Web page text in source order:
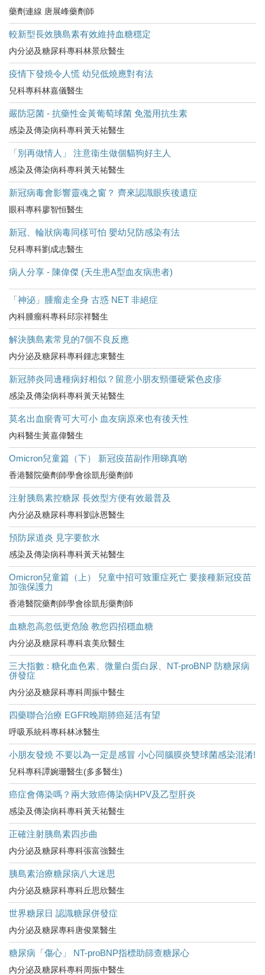
藥劑連線 唐展峰藥劑師
較新型長效胰島素有效維持血糖穩定
内分泌及糖尿科專科林景欣醫生
疫情下發燒令人慌 幼兒低燒應對有法
兒科專科林嘉儀醫生
嚴防惡菌 - 抗藥性金黃葡萄球菌 免濫用抗生素
感染及傳染病科專科黃天祐醫生
「別再做情人」 注意衞生做個貓狗好主人
感染及傳染病科專科黃天祐醫生
新冠病毒會影響靈魂之窗？ 齊來認識眼疾後遺症
眼科專科廖智恒醫生
新冠、輪狀病毒同樣可怕 嬰幼兒防感染有法
兒科專科劉成志醫生
病人分享 - 陳偉傑 (天生患A型血友病患者)
「神泌」腫瘤走全身 古惑 NET 非絕症
內科腫瘤科專科邱宗祥醫生
解決胰島素常見的7個不良反應
内分泌及糖尿科專科鍾志東醫生
新冠肺炎同邊種病好相似？留意小朋友頸僵硬紫色皮疹
感染及傳染病科專科黃天祐醫生
莫名出血瘀青可大可小 血友病原來也有後天性
內科醫生黃嘉偉醫生
Omicron兒童篇（下） 新冠疫苗副作用睇真啲
香港醫院藥劑師學會徐凱彤藥劑師
注射胰島素控糖尿 長效型方便有效最普及
內分泌及糖尿科專科劉詠恩醫生
預防尿道炎 見字要飲水
感染及傳染病科專科黃天祐醫生
Omicron兒童篇（上） 兒童中招可致重症死亡 要接種新冠疫苗
加強保護力
香港醫院藥劑師學會徐凱彤藥劑師
血糖忽高忽低更危險 教您四招穩血糖
内分泌及糖尿科專科袁美欣醫生
三大指數 : 糖化血色素、微量白蛋白尿、NT-proBNP 防糖尿病
併發症
內分泌及糖尿科專科周振中醫生
四藥聯合治療 EGFR晚期肺癌延活有望
呼吸系統科專科林冰醫生
小朋友發燒 不要以為一定是感冒 小心同腦膜炎雙球菌感染混淆!
兒科專科譚婉珊醫生(多多醫生)
癌症會傳染嗎？兩大致癌傳染病HPV及乙型肝炎
感染及傳染病科專科黃天祐醫生
正確注射胰島素四步曲
内分泌及糖尿科專科張富強醫生
胰島素治療糖尿病八大迷思
内分泌及糖尿科專科丘思欣醫生
世界糖尿日 認識糖尿併發症
內分泌及糖尿專科唐俊業醫生
糖尿病「傷心」 NT-proBNP指標助篩查糖尿心
內分泌及糖尿科專科周振中醫生